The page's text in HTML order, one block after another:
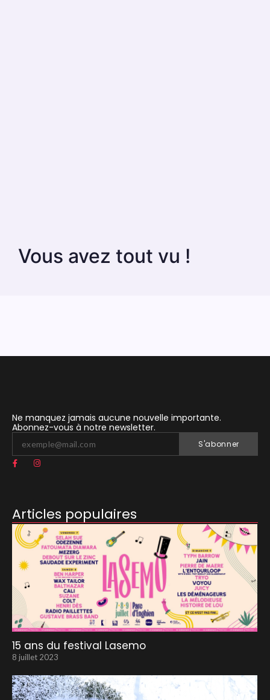
Vous avez tout vu !
Ne manquez jamais aucune nouvelle importante.
Abonnez-vous à notre newsletter.
S'abonner
Articles populaires
15 ans du festival Lasemo
8 juillet 2023